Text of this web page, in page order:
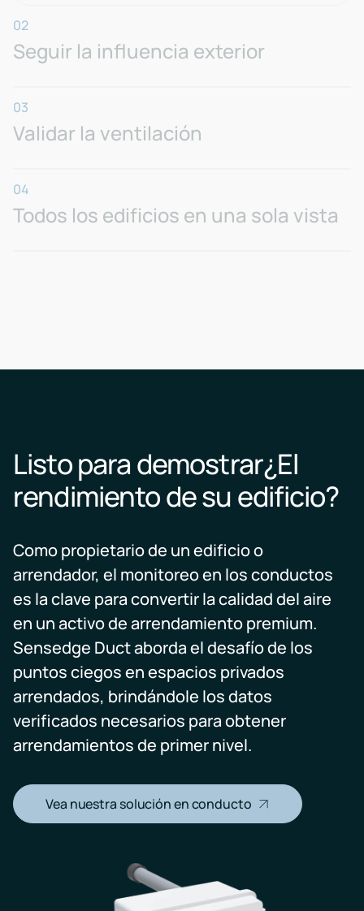
02
Seguir la influencia exterior
03
Validar la ventilación
04
Todos los edificios en una sola vista
Listo para demostrar¿El
rendimiento de su edificio?
Como propietario de un edificio o
arrendador, el monitoreo en los conductos
es la clave para convertir la calidad del aire
en un activo de arrendamiento premium.
Sensedge Duct aborda el desafío de los
puntos ciegos en espacios privados
arrendados, brindándole los datos
verificados necesarios para obtener
arrendamientos de primer nivel.
Vea nuestra solución en conducto